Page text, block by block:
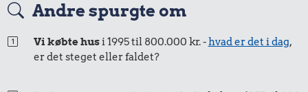
i 2018
Andre spurgte om
Vi købte husi 1995 til 800.000 kr. -hvad er det i dag,
er det steget eller faldet?